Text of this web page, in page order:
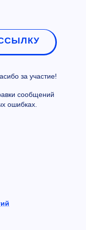
за участие!
сообщений
ошибках.